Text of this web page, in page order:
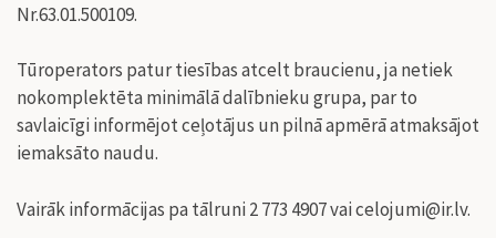
Nr.63.01.500109.
Tūroperators patur tiesības atcelt braucienu, ja netiek
nokomplektēta minimālā dalībnieku grupa, par to
savlaicīgi informējot ceļotājus un pilnā apmērā atmaksājot
iemaksāto naudu.
Vairāk informācijas pa tālruni 2 773 4907 vaicelojumi@ir.lv.